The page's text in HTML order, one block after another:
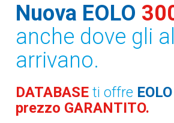
Nuova EOLO
anche dove gli
arrivano.
DATABASEti offre EOLO
prezzo GARANTITO.